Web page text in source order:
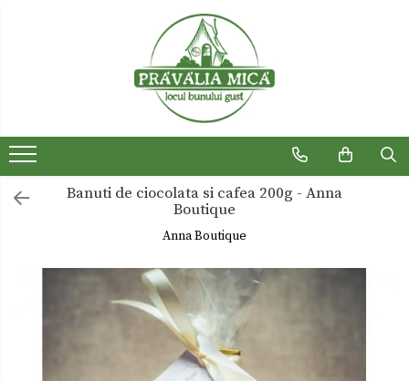
Dulceturi fara zahar
Dulciuri de casaBanuti de ciocolata si cafea 200g - Anna
Boutique
Anna Boutique